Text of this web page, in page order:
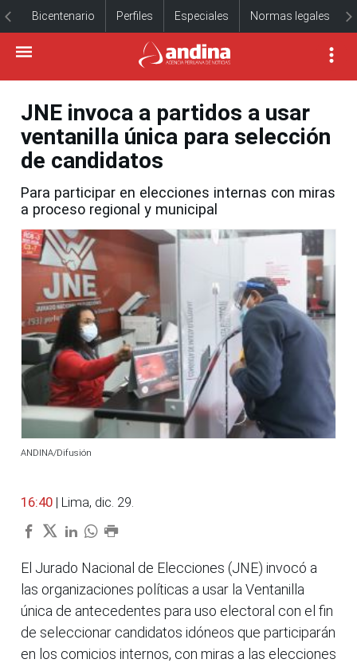
Bicentenario Perfiles Especiales Normas legales
JNE invoca a partidos a usar
ventanilla única para selección
de candidatos
Para participar en elecciones internas con miras
a proceso regional y municipal
ANDINA/Difusión
16:40 | Lima, dic. 29.
El Jurado Nacional de Elecciones (JNE) invocó a
las organizaciones políticas a usar la Ventanilla
única de antecedentes para uso electoral con el fin
de seleccionar candidatos idóneos que participarán
en los comicios internos, con miras a las elecciones